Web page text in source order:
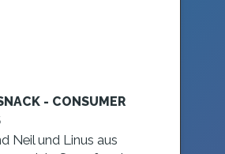
- CONSUMER
Neil und Linus aus